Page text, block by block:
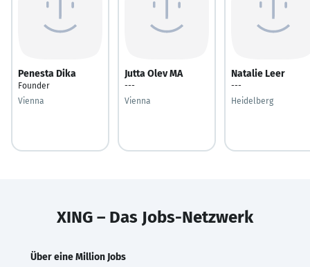
Penesta Dika
Founder
Vienna
Jutta Olev MA
---
Vienna
Natalie Leer
---
Heidelberg
XING – Das Jobs-Netzwerk
Über eine Million Jobs